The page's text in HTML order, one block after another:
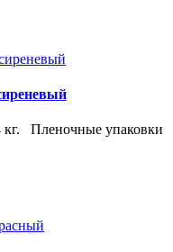
кг. Пленочные упаковки